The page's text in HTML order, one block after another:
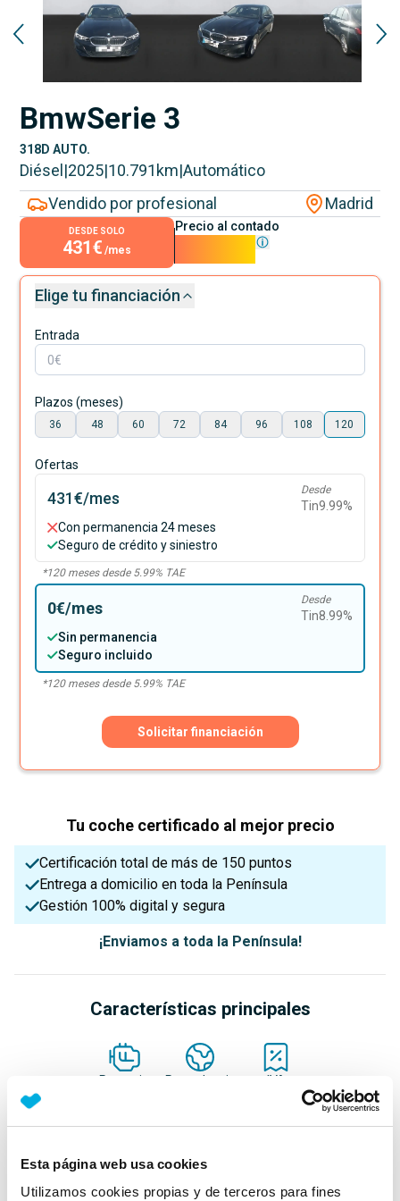
Esta página web usa cookies
Utilizamos cookies propias y de terceros para fines
BmwSerie 3
318D AUTO.
Diésel |2025|10.791 km|Automático
Vendido por profesional
Madrid
DESDE SOLO
431€ /mes
Precio al contado
Elige tu financiación
Entrada
Plazos (meses)
36 48 60 72 84 96 108 120
Ofertas
431€/mes Desde
Tin9.99%
Con permanencia 24 meses
Seguro de crédito y siniestro
*120meses desde 5.99% TAE
0€/mes Desde
Tin8.99%
Sin permanencia
Seguro incluido
*120meses desde 5.99% TAE
Solicitar financiación
Tu coche certificado al mejor precio
Certificación total de más de 150 puntos
Entrega a domicilio en toda la Península
Gestión 100% digital y segura
¡Enviamos a toda la Península!
Características principales
Potencia Procedencia IVA
Deducible
Nº Asientos
5
Matriculación
12/03/2025 Trasera